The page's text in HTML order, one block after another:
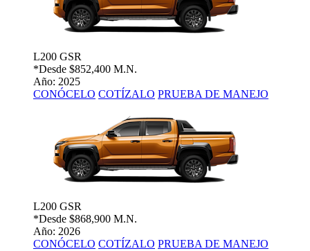
L200 GSR
*Desde $852,400 M.N.
Año: 2025
CONÓCELO COTÍZALO PRUEBA DE MANEJO
L200 GSR
*Desde $868,900 M.N.
Año: 2026
CONÓCELO COTÍZALO PRUEBA DE MANEJO